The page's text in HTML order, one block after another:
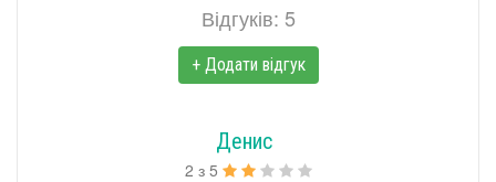
Відгуків: 5
+ Додати відгук
Денис
2 з 5